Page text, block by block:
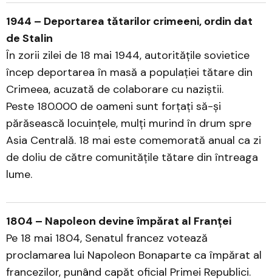
1944 – Deportarea tătarilor crimeeni, ordin dat
de Stalin
În zorii zilei de 18 mai 1944, autoritățile sovietice
încep deportarea în masă a populației tătare din
Crimeea, acuzată de colaborare cu naziștii.
Peste 180.000 de oameni sunt forțați să-și
părăsească locuințele, mulți murind în drum spre
Asia Centrală. 18 mai este comemorată anual ca zi
de doliu de către comunitățile tătare din întreaga
lume.
1804 – Napoleon devine împărat al Franței
Pe 18 mai 1804, Senatul francez votează
proclamarea lui Napoleon Bonaparte ca împărat al
francezilor, punând capăt oficial Primei Republici.